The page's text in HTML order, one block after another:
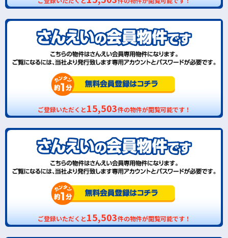
ご登録いただくと15,503件の物件が閲覧可能です！
ご登録いただくと15,503件の物件が閲覧可能です！